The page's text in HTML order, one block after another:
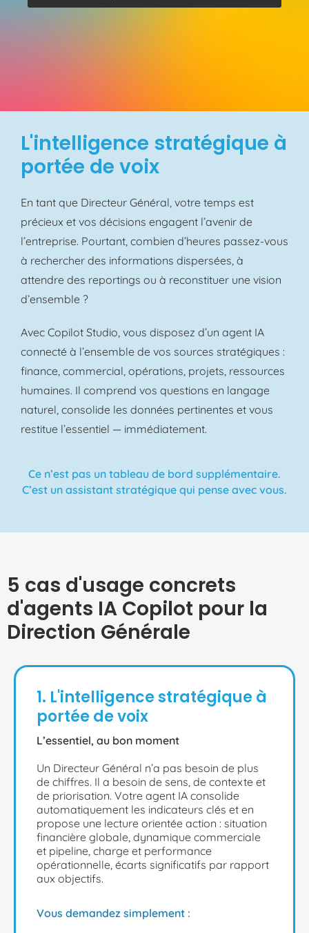
L'intelligence stratégique à
portée de voix
En tant que Directeur Général, votre temps est
précieux et vos décisions engagent l’avenir de
l’entreprise. Pourtant, combien d’heures passez-vous
à rechercher des informations dispersées, à
attendre des reportings ou à reconstituer une vision
d’ensemble ?
Avec Copilot Studio, vous disposez d’un agent IA
connecté à l’ensemble de vos sources stratégiques :
finance, commercial, opérations, projets, ressources
humaines. Il comprend vos questions en langage
naturel, consolide les données pertinentes et vous
restitue l’essentiel — immédiatement.
Ce n’est pas un tableau de bord supplémentaire.
C’est un assistant stratégique qui pense avec vous.
5 cas d'usage concrets
d'agents IA Copilot pour la
Direction Générale
1. L'intelligence stratégique à
portée de voix
L’essentiel, au bon moment
Un Directeur Général n’a pas besoin de plus
de chiffres. Il a besoin de sens, de contexte et
de priorisation. Votre agent IA consolide
automatiquement les indicateurs clés et en
propose une lecture orientée action : situation
financière globale, dynamique commerciale
et pipeline, charge et performance
opérationnelle, écarts significatifs par rapport
aux objectifs.
Vous demandez simplement :